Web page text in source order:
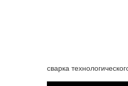
сварка